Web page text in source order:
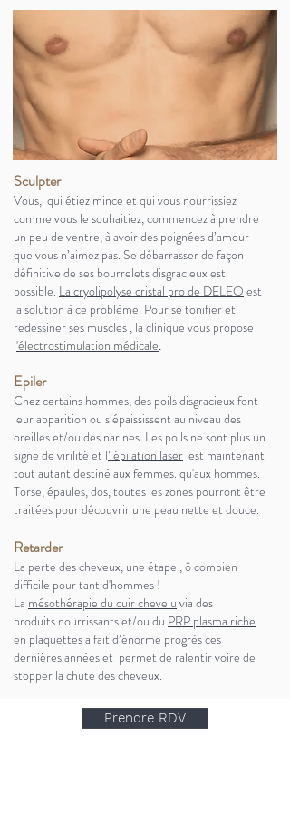
Sculpter
Vous, qui étiez mince et qui vous nourrissiez
comme vous le souhaitiez, commencez à prendre
un peu de ventre, à avoir des poignées d’amour
que vous n’aimez pas. Se débarrasserde façon
définitive de ses bourrelets disgracieux est
possible. La cryolipolyse cristal pro de DELEO est
la solution à ce problème. Pour se tonifier et
redessiner ses muscles , la clinique vous propose
l'électrostimulation médicale.
Epiler
Chez certains hommes, des poils disgracieux font
leurapparition ou s’épaississent au niveau des
oreilles et/ou des narines. Les poils ne sont plus un
signe de virilité et l’ épilation laser est maintenant
tout autant destiné auxfemmes. qu'aux hommes.
Torse, épaules, dos, toutes les zones pourront être
traitées pour découvrir une peau nette et douce.
Retarder
La perte des cheveux, une étape , ô combien
difficile pour tant d'hommes !
La mésothérapie du cuir chevelu via des
produits nourrissantset/ou du PRP plasma riche
en plaquettesa fait d’énorme progrès ces
dernières années et permet de ralentir voire de
stopper la chute des cheveux.
Prendre RDV